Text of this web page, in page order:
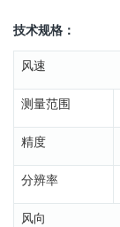
技术规格：
风速
测量范围
精度
分辨率
风向